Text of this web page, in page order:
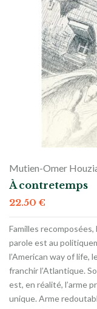
Mutien-Omer
À contretemps
22.50 €
Familles
parole est au
l’American way of life,
franchir l’Atlantique.
est, en réalité, l’arme
unique. Arme